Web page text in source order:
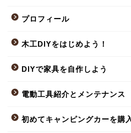
プロフィール
木工DIYをはじめよう！
DIYで家具を自作しよう
電動工具紹介とメンテナンス
初めてキャンピングカーを購